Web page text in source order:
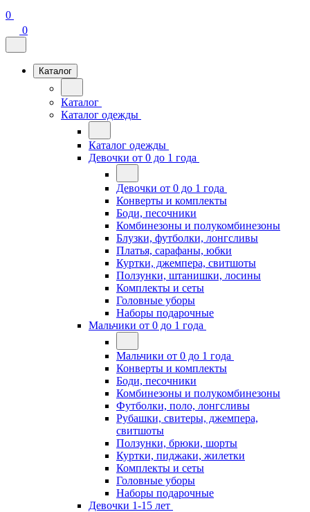
0
0
Каталог
Каталог
Каталог одежды
Каталог одежды
Девочки от 0 до 1 года
Девочки от 0 до 1 года
Конверты и комплекты
Боди, песочники
Комбинезоны и полукомбинезоны
Блузки, футболки, лонгсливы
Платья, сарафаны, юбки
Куртки, джемпера, свитшоты
Ползунки, штанишки, лосины
Комплекты и сеты
Головные уборы
Наборы подарочные
Мальчики от 0 до 1 года
Мальчики от 0 до 1 года
Конверты и комплекты
Боди, песочники
Комбинезоны и полукомбинезоны
Футболки, поло, лонгсливы
Рубашки, свитеры, джемпера,
свитшоты
Ползунки, брюки, шорты
Куртки, пиджаки, жилетки
Комплекты и сеты
Головные уборы
Наборы подарочные
Девочки 1-15 лет